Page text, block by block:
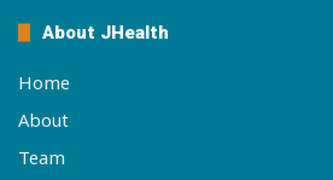
About JHealth
Home
About
Team